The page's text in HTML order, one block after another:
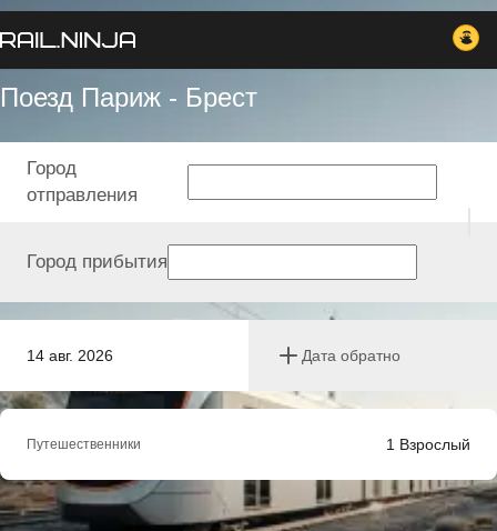
Поезд Париж - Брест
14 авг. 2026 Дата обратно
Город
отправления
Город прибытия
Путешественники 1 Взрослый